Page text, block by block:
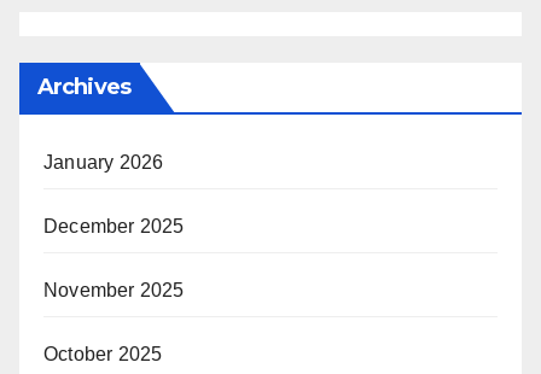
Archives
January 2026
December 2025
November 2025
October 2025